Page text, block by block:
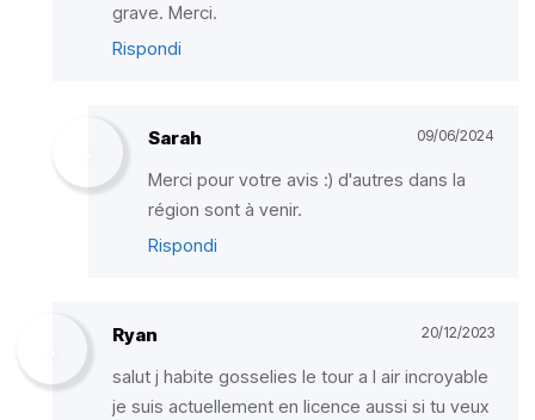
grave. Merci.
Rispondi
Sarah 09/06/2024
Merci pour votre avis :) d'autres dans la
région sont à venir.
Rispondi
Ryan 20/12/2023
salut j habite gosselies le tour a l air incroyable
je suis actuellement en licence aussi si tu veux